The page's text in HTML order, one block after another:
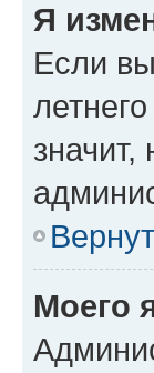
Я
Если
Моего